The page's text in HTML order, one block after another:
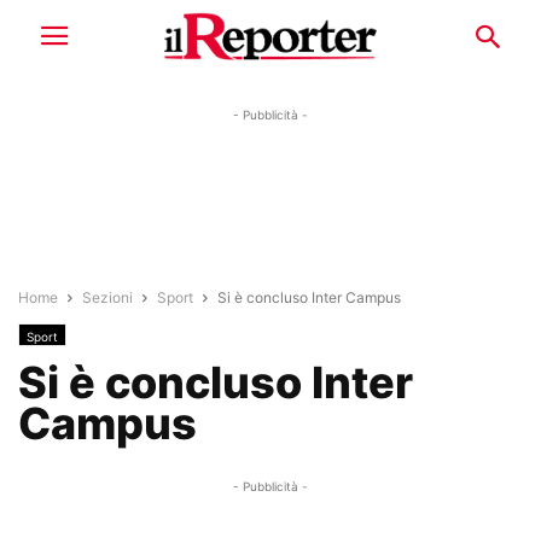
- Pubblicità -
Home Sezioni Sport Si è concluso Inter Campus
Sport
Si è concluso Inter
Campus
- Pubblicità -